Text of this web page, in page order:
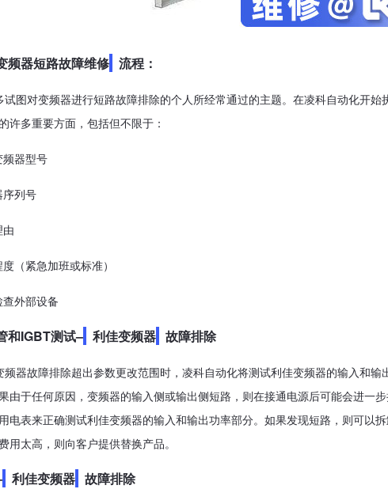
频器短路故障维修 流程：
试图对变频器进行短路故障排除的个人所经常通过的主题。在凌科自动化开
许多重要方面，包括但不限于：
频器型号
列号
（紧急加班或标准）
外部设备
和IGBT测试– 利佳变频器 故障排除
频器故障排除超出参数更改范围时，凌科自动化将测试利佳变频器的输入和
由于任何原因，变频器的输入侧或输出侧短路，则在接通电源后可能会进一步
电表来正确测试利佳变频器的输入和输出功率部分。如果发现短路，则可以
用太高，则向客户提供替换产品。
利佳变频器 故障排除